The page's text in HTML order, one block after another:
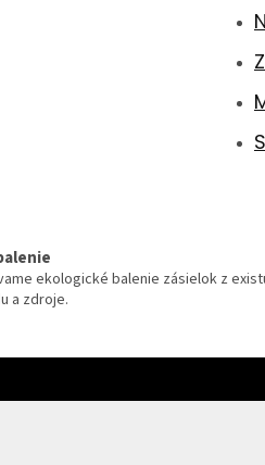
ekologické balenie zásielok z
a zdroje.